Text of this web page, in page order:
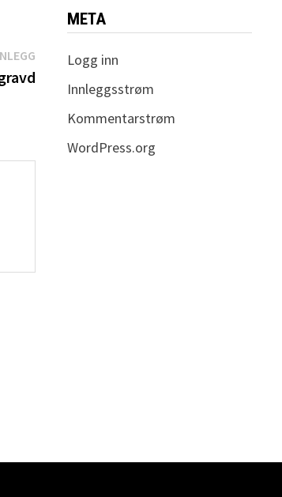
Neste
META
Logg inn
Innleggsstrøm
Kommentarstrøm
WordPress.org